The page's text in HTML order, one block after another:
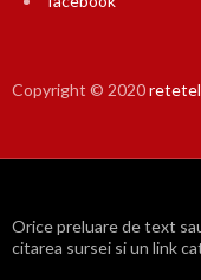
Copyright © 2020
Orice preluare de text
citarea sursei si un link